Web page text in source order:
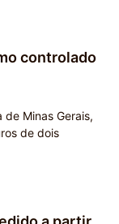
controlado
de Minas Gerais,
de dois